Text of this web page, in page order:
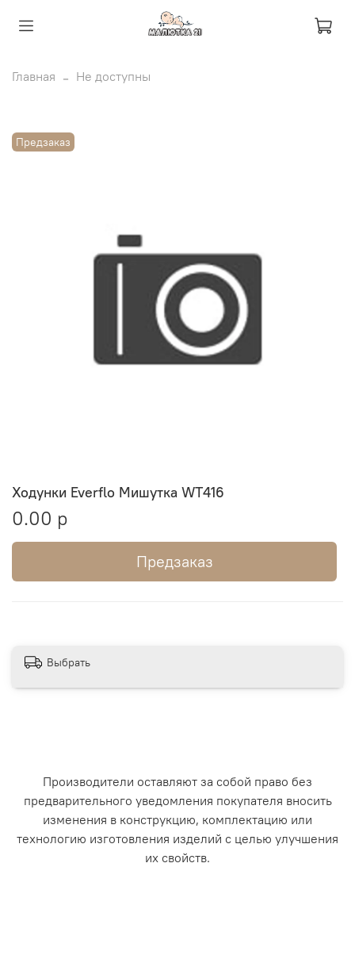
Главная Не доступны
Предзаказ
Ходунки Everflo Мишутка WT416
0.00 р
Предзаказ
Выбрать
Производители оставляют за собой право без
предварительного уведомления покупателя вносить
изменения в конструкцию, комплектацию или
технологию изготовления изделий с целью улучшения
их свойств.